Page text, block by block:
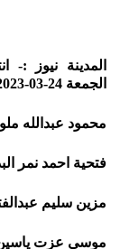
المدينة نيوز :-
الجمعة 24-03-2023 كل من الاسماء التالية :
محمود عبدالله
فتحية احمد نمر
مزين سليم
موسى عزت